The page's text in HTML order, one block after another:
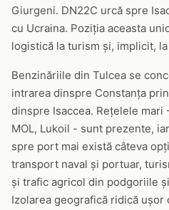
Giurgeni. DN22C urcă spre
cu Ucraina. Poziția aceasta
logistică la turism și, implicit,
Benzinăriile din Tulcea se
intrarea dinspre Constanța
dinspre Isaccea. Rețelele mari
MOL, Lukoil - sunt prezente,
spre port mai există câteva
transport naval și portuar,
și trafic agricol din podgoriile
Izolarea geografică ridică